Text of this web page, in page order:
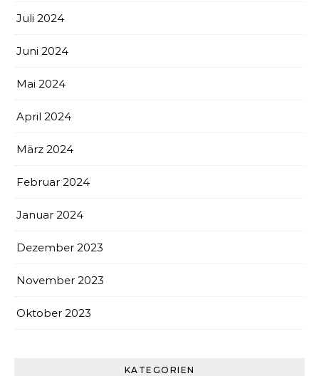
Juli 2024
Juni 2024
Mai 2024
April 2024
März 2024
Februar 2024
Januar 2024
Dezember 2023
November 2023
Oktober 2023
KATEGORIEN